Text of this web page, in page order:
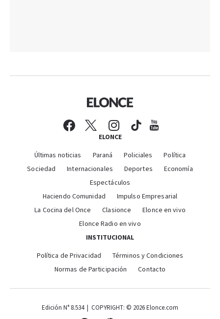
ELONCE
Últimas noticias Paraná Policiales
Política
Sociedad
Internacionales Deportes
Economía
Espectáculos
Haciendo Comunidad
Impulso Empresarial
La Cocina del Once
Clasionce
Elonce en vivo
Elonce Radio en vivo
INSTITUCIONAL
Política de Privacidad
Términos y Condiciones
Normas de Participación
Contacto
Edición N° 8.534 | COPYRIGHT: © 2026 Elonce.com